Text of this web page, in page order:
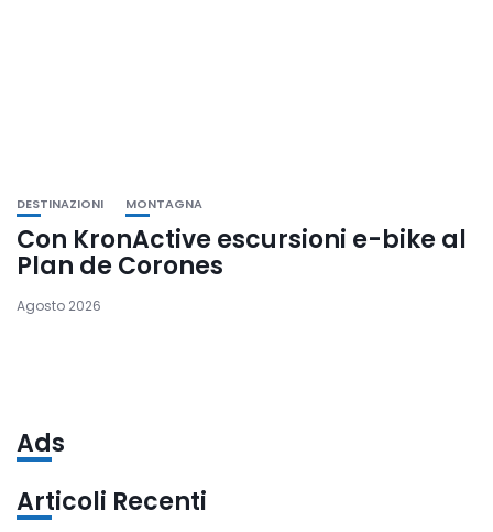
DESTINAZIONI MONTAGNA
Con KronActive escursioni e-bike al
Plan de Corones
Agosto 2026
Ads
Articoli Recenti